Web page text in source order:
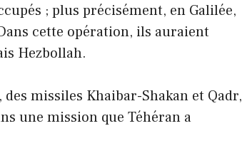
; plus précisément, en Galilée,
cette opération, ils auraient
Hezbollah.
missiles Khaibar-Shakan et Qadr,
une mission que Téhéran a